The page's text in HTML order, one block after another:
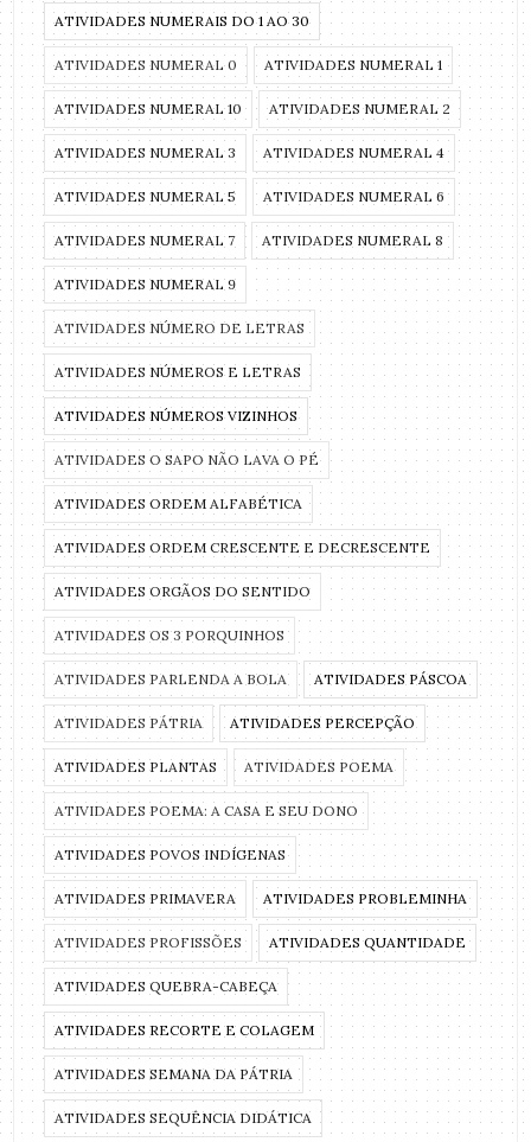
ATIVIDADES NUMERAIS DO 1 AO 30
ATIVIDADES NUMERAL 0 ATIVIDADES NUMERAL 1
ATIVIDADES NUMERAL 10 ATIVIDADES NUMERAL 2
ATIVIDADES NUMERAL 3 ATIVIDADES NUMERAL 4
ATIVIDADES NUMERAL 5 ATIVIDADES NUMERAL 6
ATIVIDADES NUMERAL 7 ATIVIDADES NUMERAL 8
ATIVIDADES NUMERAL 9
ATIVIDADES NÚMERO DE LETRAS
ATIVIDADES NÚMEROS E LETRAS
ATIVIDADES NÚMEROS VIZINHOS
ATIVIDADES O SAPO NÃO LAVA O PÉ
ATIVIDADES ORDEM ALFABÉTICA
ATIVIDADES ORDEM CRESCENTE E DECRESCENTE
ATIVIDADES ORGÃOS DO SENTIDO
ATIVIDADES OS 3 PORQUINHOS
ATIVIDADES PARLENDA A BOLA ATIVIDADES PÁSCOA
ATIVIDADES PÁTRIA ATIVIDADES PERCEPÇÃO
ATIVIDADES PLANTAS ATIVIDADES POEMA
ATIVIDADES POEMA: A CASA E SEU DONO
ATIVIDADES POVOS INDÍGENAS
ATIVIDADES PRIMAVERA ATIVIDADES PROBLEMINHA
ATIVIDADES PROFISSÕES ATIVIDADES QUANTIDADE
ATIVIDADES QUEBRA-CABEÇA
ATIVIDADES RECORTE E COLAGEM
ATIVIDADES SEMANA DA PÁTRIA
ATIVIDADES SEQUÊNCIA DIDÁTICA